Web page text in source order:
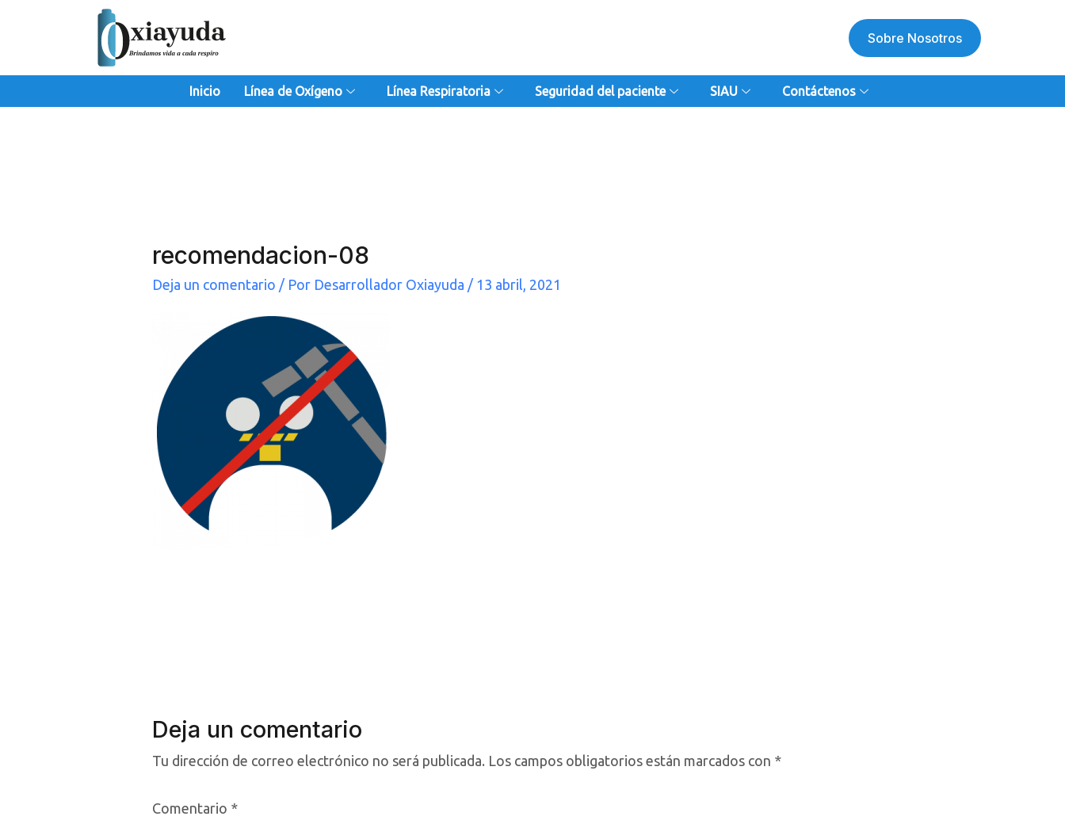
Sobre Nosotros
Inicio Línea de Oxígeno Línea Respiratoria Seguridad del paciente SIAU Contáctenos
recomendacion-08
Deja un comentario / Por Desarrollador Oxiayuda / 13 abril, 2021
Deja un comentario
Tu dirección de correo electrónico no será publicada. Los campos obligatorios están marcados con *
Comentario *